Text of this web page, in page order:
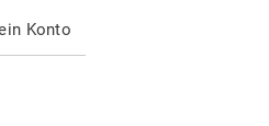
Konto